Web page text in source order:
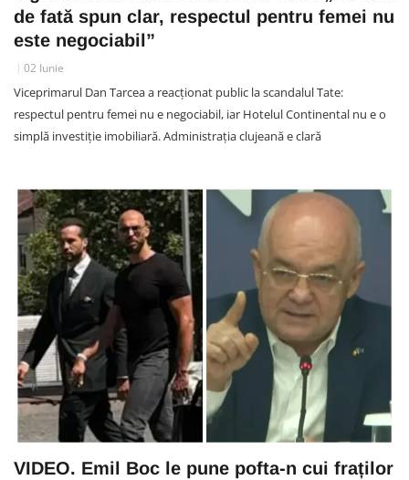
de fată spun clar, respectul pentru femei nu
este negociabil”
02 Iunie
Viceprimarul Dan Tarcea a reacționat public la scandalul Tate:
respectul pentru femei nu e negociabil, iar Hotelul Continental nu e o
simplă investiție imobiliară. Administrația clujeană e clară
VIDEO. Emil Boc le pune pofta-n cui fraților